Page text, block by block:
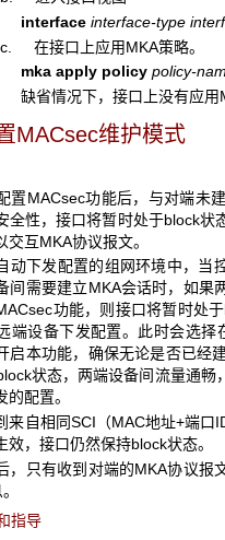
interfaceinterface-type
c. 在接口上应用MKA策略。
mka apply policy policy-
缺省情况下，接口上没有应用
MACsec维护模式
置MACsec功能后，与对端未
全性，接口将暂时处于block状
交互MKA协议报文。
动下发配置的组网环境中，当
间需要建立MKA会话时，如果
功能，则接口将暂时处
端设备下发配置。此时会选择
启本功能，确保无论是否已经
状态，两端设备间流量通畅
的配置。
来自相同SCI（MAC地址+端口
效，接口仍然保持block状态。
，只有收到对端的MKA协议报
指导